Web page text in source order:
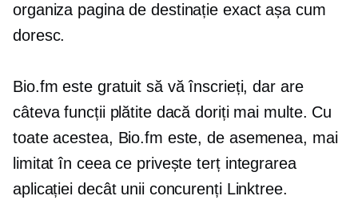
organiza pagina de destinație exact așa cum
doresc.
Bio.fm este gratuit să vă înscrieți, dar are
câteva funcții plătite dacă doriți mai multe. Cu
toate acestea, Bio.fm este, de asemenea, mai
limitat în ceea ce priveșteterțintegrarea
aplicației decât unii concurenți Linktree.